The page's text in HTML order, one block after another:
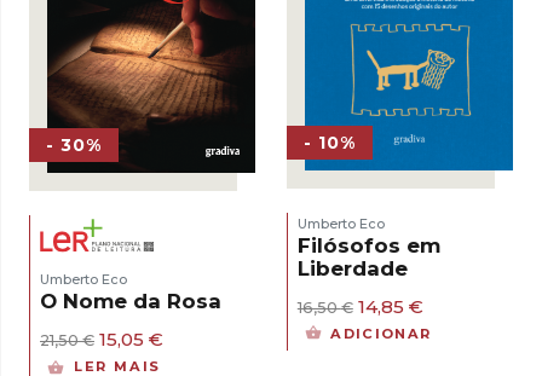
- 30%
Umberto Eco
O Nome da Rosa
21,50€ O
preço
15,05 €
LER MAIS
- 10%
Umberto Eco
Filósofos em
Liberdade
16,50€ O
preço
original
14,85 €O
preço
atual
ADICIONAR